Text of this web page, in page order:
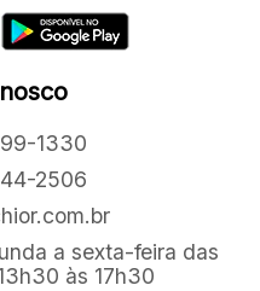
1330
2506
a sexta-feira das
às 17h30